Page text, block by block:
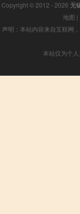
Copyright © 2012 - 2026 无
地图 |
声明：本站内容来自互联网
本站仅为个